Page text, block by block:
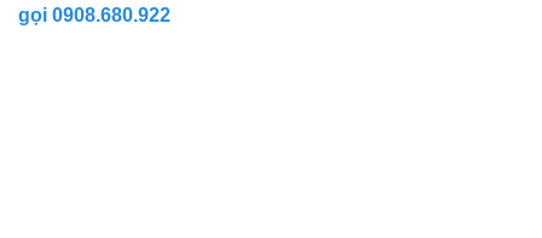
gọi 0908.680.922